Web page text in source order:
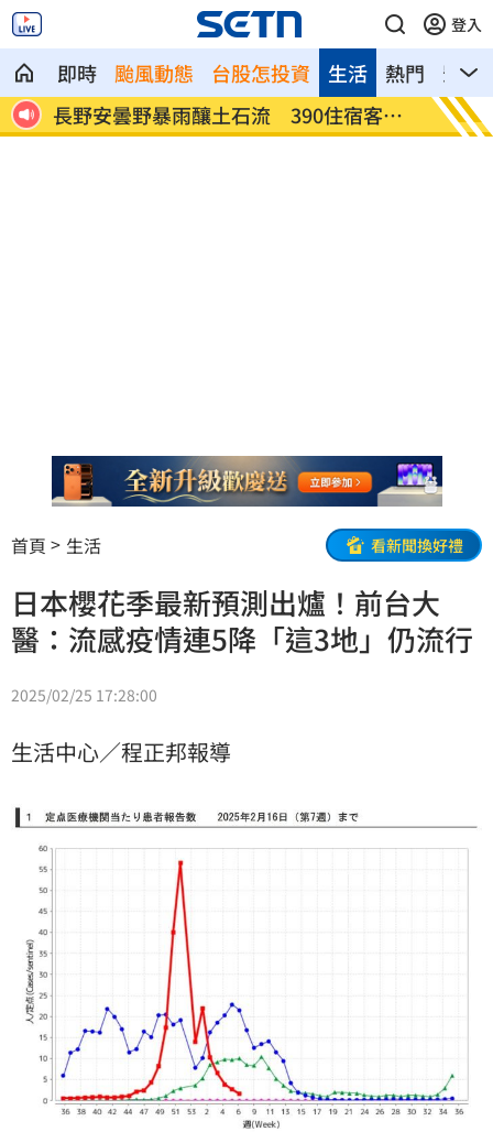
登入
即時 颱風動態 台股怎投資 熱門 影音
生活
白海豚轉輕颱！最快「今夜脫離暴風圈」
獨／
錢
首頁 生活 看新聞換好禮
日本櫻花季最新預測出爐！前台大
醫：流感疫情連5降「這3地」仍流行
2025/02/25 17:28:00
生活中心／程正邦報導